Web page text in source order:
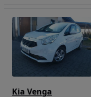
Kia Venga